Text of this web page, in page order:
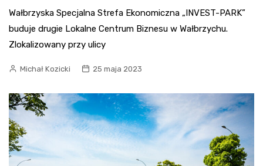
Wałbrzyska Specjalna Strefa Ekonomiczna „INVEST-PARK”
buduje drugie Lokalne Centrum Biznesu w Wałbrzychu.
Zlokalizowany przy ulicy
Michał Kozicki 25 maja 2023